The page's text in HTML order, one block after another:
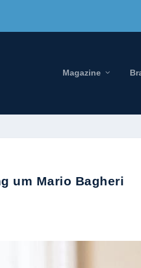
Magazine
um Mario Bagheri